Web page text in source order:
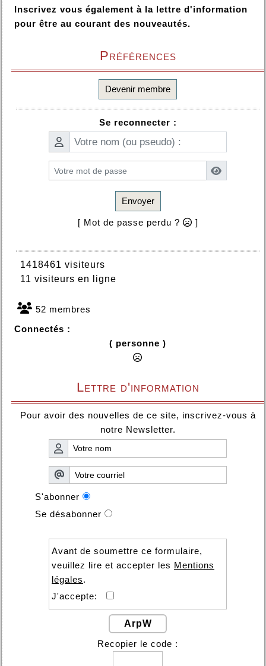
Inscrivez vous également à la lettre d'information
pour être au courant des nouveautés.
Préférences
Devenir membre
Se reconnecter :
Envoyer
[ Mot de passe perdu ? ]
1418461 visiteurs
11 visiteurs en ligne
52 membres
Connectés :
( personne )
Lettre d'information
Pour avoir des nouvelles de ce site, inscrivez-vous à
notre Newsletter.
S'abonner
Se désabonner
Avant de soumettre ce formulaire,
veuillez lire et accepter les Mentions
légales.
J'accepte:
ArpW
Recopier le code :